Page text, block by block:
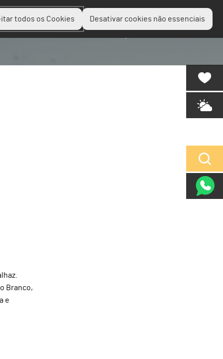
todos os Cookies Desativar cookies não essenciais
Planear Descobrir
Branco,
e